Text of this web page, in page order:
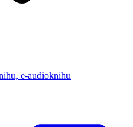
e-audioknihu